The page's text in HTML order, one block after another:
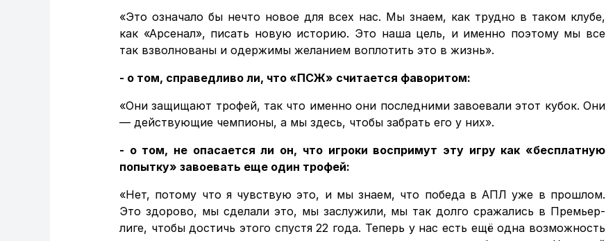
«Это означало бы нечто новое для всех нас. Мы знаем, как трудно в таком клубе,
как «Арсенал», писать новую историю. Это наша цель, и именно поэтому мы все
так взволнованы и одержимы желанием воплотить это в жизнь».
- о том, справедливо ли, что «ПСЖ» считается фаворитом:
«Они защищают трофей, так что именно они последними завоевали этот кубок. Они
— действующие чемпионы, а мы здесь, чтобы забрать его у них».
- о том, не опасается ли он, что игроки воспримут эту игру как «бесплатную
попытку» завоевать еще один трофей:
«Нет, потому что я чувствую это, и мы знаем, что победа в АПЛ уже в прошлом.
Это здорово, мы сделали это, мы заслужили, мы так долго сражались в Премьер-
лиге, чтобы достичь этого спустя 22 года. Теперь у нас есть ещё одна возможность